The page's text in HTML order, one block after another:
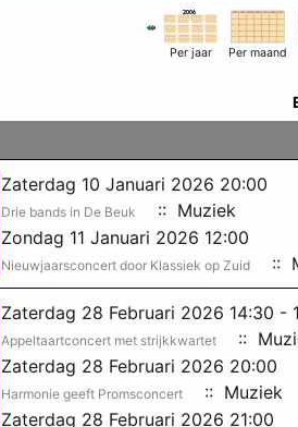
Per jaar Per maand
Zaterdag 10 Januari 2026 20:00
Drie bands in De Beuk
:: Muziek
Zondag 11 Januari 2026 12:00
Nieuwjaarsconcert door Klassiek op Zuid ::
Zaterdag 28 Februari 2026 14:30 -
Appeltaartconcert met strijkkwartet
::
Zaterdag 28 Februari 2026 20:00
Harmonie geeft Promsconcert
:: Muziek
Zaterdag 28 Februari 2026 21:00